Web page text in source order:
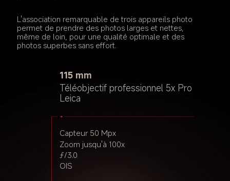
L'association remarquable de trois appareils photo
permet de prendre des photos larges et nettes,
même de loin, pour une qualité optimale et des
photos superbes sans effort.
115 mm
Téléobjectif professionnel 5x Pro
Leica
Capteur 50 Mpx
Zoom jusqu'à 100x
ƒ/3.0
OIS
23 mm
Caméra principale Leica de
qualité professionnelle
Capteur 50 Mpx
Light Fusion 900
Super Pixel 4-en-1 2,4 µm
15 mm
grand angle Leica
Capteur 12 Mpx